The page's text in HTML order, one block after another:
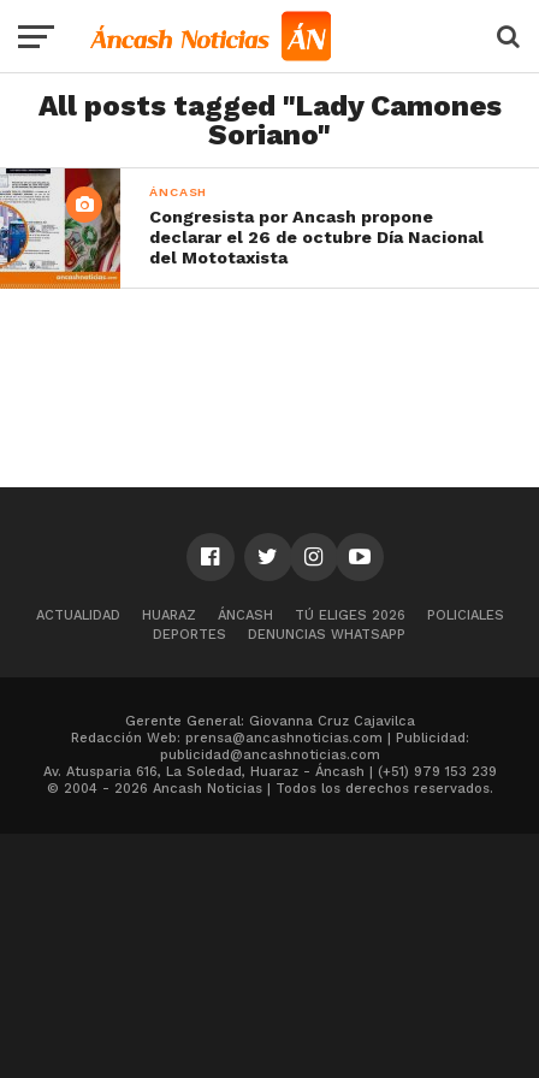
All posts tagged "Lady Camones
Soriano"
ÁNCASH
Congresista por Ancash propone
declarar el 26 de octubre Día Nacional
del Mototaxista
ACTUALIDAD HUARAZ ÁNCASH TÚ ELIGES 2026
POLICIALES
DEPORTES
DENUNCIAS WHATSAPP
Gerente General: Giovanna Cruz Cajavilca
Redacción Web: prensa@ancashnoticias.com | Publicidad:
publicidad@ancashnoticias.com
Av. Atusparia 616, La Soledad, Huaraz - Áncash | (+51) 979 153 239
© 2004 - 2026 Ancash Noticias | Todos los derechos reservados.